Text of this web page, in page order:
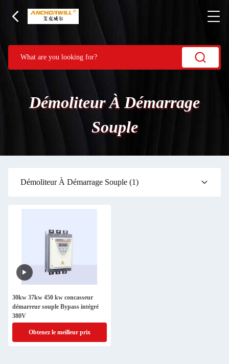
Démoliteur À Démarrage
Souple
Démoliteur À Démarrage Souple (1)
30kw 37kw 450 kw concasseur
démarreur souple Bypass intégré
380V
Obtenez le meilleur prix